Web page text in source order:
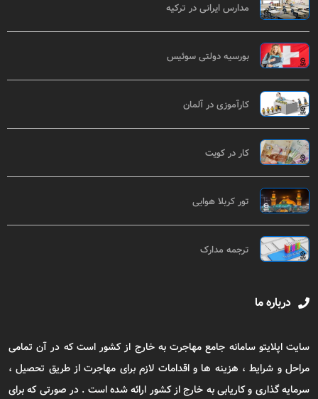
مدارس ایرانی در ترکیه
بورسیه دولتی سوئیس
کارآموزی در آلمان
کار در کویت
تور کربلا هوایی
ترجمه مدارک
درباره ما
سایت اپلایتو سامانه جامع مهاجرت به خارج از کشور است که در آن تمامی
مراحل و شرایط ، هزینه ها و اقدامات لازم برای مهاجرت از طریق تحصیل ،
سرمایه گذاری و کاریابی به خارج از کشور ارائه شده است . در صورتی که برای